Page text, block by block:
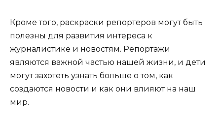
Кроме того, раскраски репортеров могут быть
полезны для развития интереса к
журналистике и новостям. Репортажи
являются важной частью нашей жизни, и дети
могут захотеть узнать больше о том, как
создаются новости и как они влияют на наш
мир.